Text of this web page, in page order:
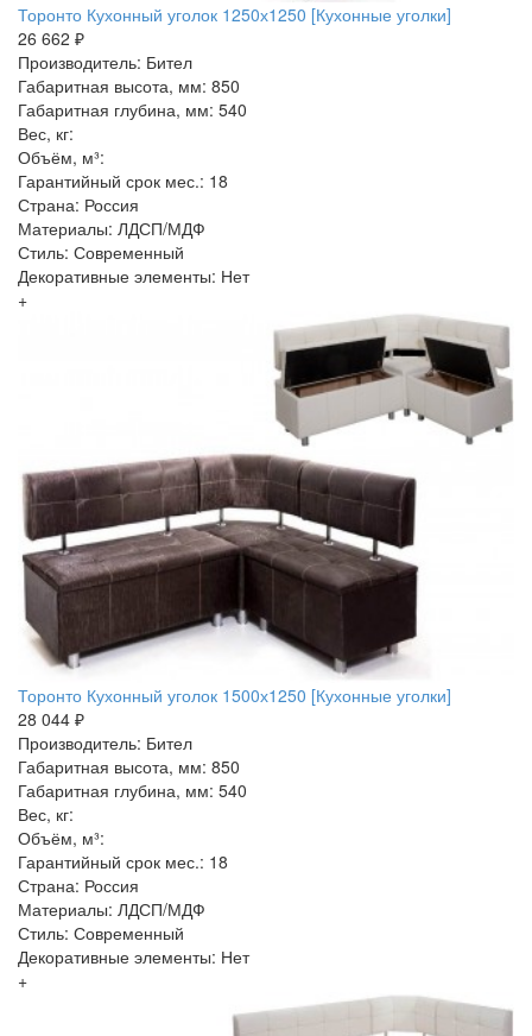
Торонто Кухонный уголок 1250х1250 [Кухонные уголки]
26 662 ₽
Производитель: Бител
Габаритная высота, мм: 850
Габаритная глубина, мм: 540
Вес, кг:
Объём, м³:
Гарантийный срок мес.: 18
Страна: Россия
Материалы: ЛДСП/МДФ
Стиль: Современный
Декоративные элементы: Нет
+
Торонто Кухонный уголок 1500х1250 [Кухонные уголки]
28 044 ₽
Производитель: Бител
Габаритная высота, мм: 850
Габаритная глубина, мм: 540
Вес, кг:
Объём, м³:
Гарантийный срок мес.: 18
Страна: Россия
Материалы: ЛДСП/МДФ
Стиль: Современный
Декоративные элементы: Нет
+